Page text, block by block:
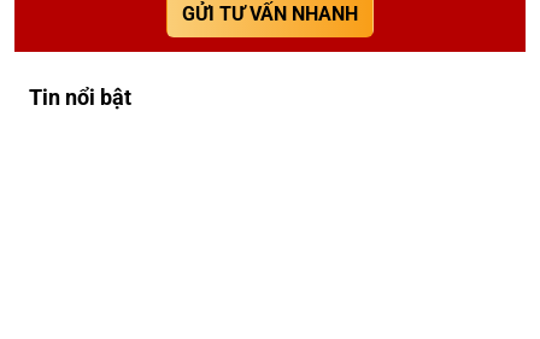
GỬI TƯ VẤN NHANH
Tin nổi bật